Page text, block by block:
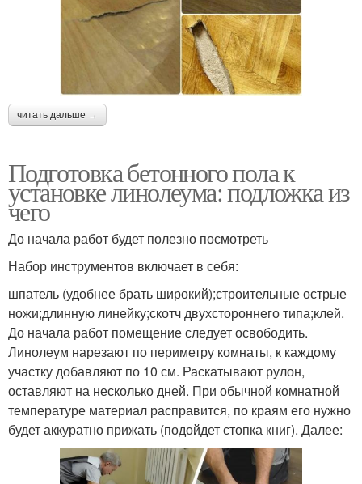
читать дальше →
Подготовка бетонного пола к
установке линолеума: подложка из
чего
До начала работ будет полезно посмотреть
Набор инструментов включает в себя:
шпатель (удобнее брать широкий);строительные острые
ножи;длинную линейку;скотч двухстороннего типа;клей.
До начала работ помещение следует освободить.
Линолеум нарезают по периметру комнаты, к каждому
участку добавляют по 10 см. Раскатывают рулон,
оставляют на несколько дней. При обычной комнатной
температуре материал расправится, по краям его нужно
будет аккуратно прижать (подойдет стопка книг). Далее: